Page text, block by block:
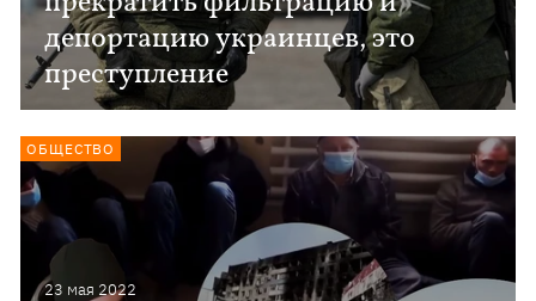
депортацию украинцев, это
преступление
23 мая 2022
ОБЩЕСТВО